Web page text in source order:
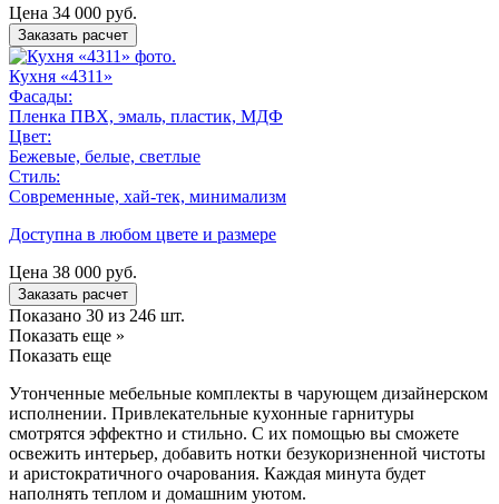
Цена 34 000 руб.
Заказать расчет
Кухня «4311»
Фасады:
Пленка ПВХ, эмаль, пластик, МДФ
Цвет:
Бежевые, белые, светлые
Стиль:
Современные, хай-тек, минимализм
Доступна в любом цвете и размере
Цена 38 000 руб.
Заказать расчет
Показано 30 из 246 шт.
Показать еще »
Показать еще
Утонченные мебельные комплекты в чарующем дизайнерском
исполнении. Привлекательные кухонные гарнитуры
смотрятся эффектно и стильно. С их помощью вы сможете
освежить интерьер, добавить нотки безукоризненной чистоты
и аристократичного очарования. Каждая минута будет
наполнять теплом и домашним уютом.